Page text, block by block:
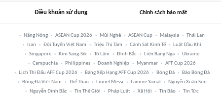
Điều khoản sử dụng Chính sách bảo mật
Nắng Nóng ASEAN Cup 2026 Mũi Nghê ASEAN Cup Malaysia
Thái Lan
Iran
Đội Tuyển Việt Nam Triệu Thị Tâm Cảnh Sát Kinh Tế
Luật Dầu Khí
Singapore
Kim Sang-Sik Tô Lâm Đình Bắc Liên Bang Nga
Ukraine
Campuchia
Philippines Doanh Nghiệp Myanmar
AFF Cup 2026
Lịch Thi Đấu AFF Cup 2026
Bảng Xếp Hạng AFF Cup 2026 Bóng Đá
Báo Bóng Đá
Bóng Đá Việt Nam
Thể Thao Lionel Messi Lamine Yamal
Nguyễn Xuân Son
Nguyễn Đình Bắc
Tin Thế Giới Pháp Luật Xã Hội Tin Bão Tin Tức